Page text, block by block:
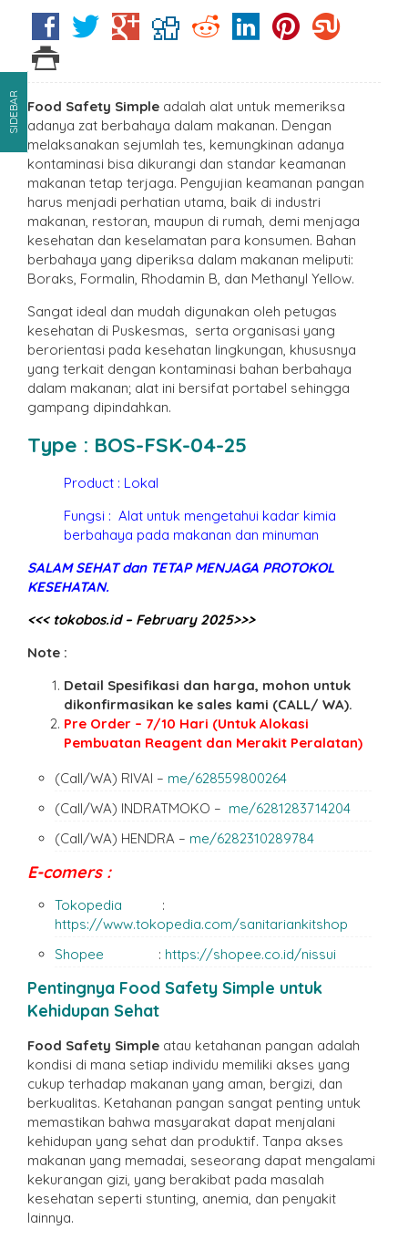
Food Safety Simple adalah alat untuk memeriksa
adanya zat berbahaya dalam makanan. Dengan
melaksanakan sejumlah tes, kemungkinan adanya
kontaminasi bisa dikurangi dan standar keamanan
makanan tetap terjaga. Pengujian keamanan pangan
harus menjadi perhatian utama, baik di industri
makanan, restoran, maupun di rumah, demi menjaga
kesehatan dan keselamatan para konsumen. Bahan
berbahaya yang diperiksa dalam makanan meliputi:
Boraks, Formalin, Rhodamin B, dan Methanyl Yellow.
Sangat ideal dan mudah digunakan oleh petugas
kesehatan di Puskesmas, serta organisasi yang
berorientasi pada kesehatan lingkungan, khususnya
yang terkait dengan kontaminasi bahan berbahaya
dalam makanan; alat ini bersifat portabel sehingga
gampang dipindahkan.
Type : BOS-FSK-04-25
Product : Lokal
Fungsi : Alat untuk mengetahui kadar kimia
berbahaya pada makanan dan minuman
SALAM SEHAT dan TETAP MENJAGA PROTOKOL
KESEHATAN.
<<< tokobos.id – February 2025>>>
Note :
Detail Spesifikasi dan harga, mohon untuk
dikonfirmasikan ke sales kami (CALL/ WA).
Pre Order – 7/10 Hari (Untuk Alokasi
Pembuatan Reagent dan Merakit Peralatan)
(Call/WA) RIVAI – me/628559800264
(Call/WA) INDRATMOKO – me/6281283714204
(Call/WA) HENDRA – me/6282310289784
E-comers :
Tokopedia :
https://www.tokopedia.com/sanitariankitshop
Shopee
: https://shopee.co.id/nissui
Pentingnya Food Safety Simple untuk
Kehidupan Sehat
Food Safety Simple atau ketahanan pangan adalah
kondisi di mana setiap individu memiliki akses yang
cukup terhadap makanan yang aman, bergizi, dan
berkualitas. Ketahanan pangan sangat penting untuk
memastikan bahwa masyarakat dapat menjalani
kehidupan yang sehat dan produktif. Tanpa akses
makanan yang memadai, seseorang dapat mengalami
kekurangan gizi, yang berakibat pada masalah
kesehatan seperti stunting, anemia, dan penyakit
lainnya.
SIDEBAR